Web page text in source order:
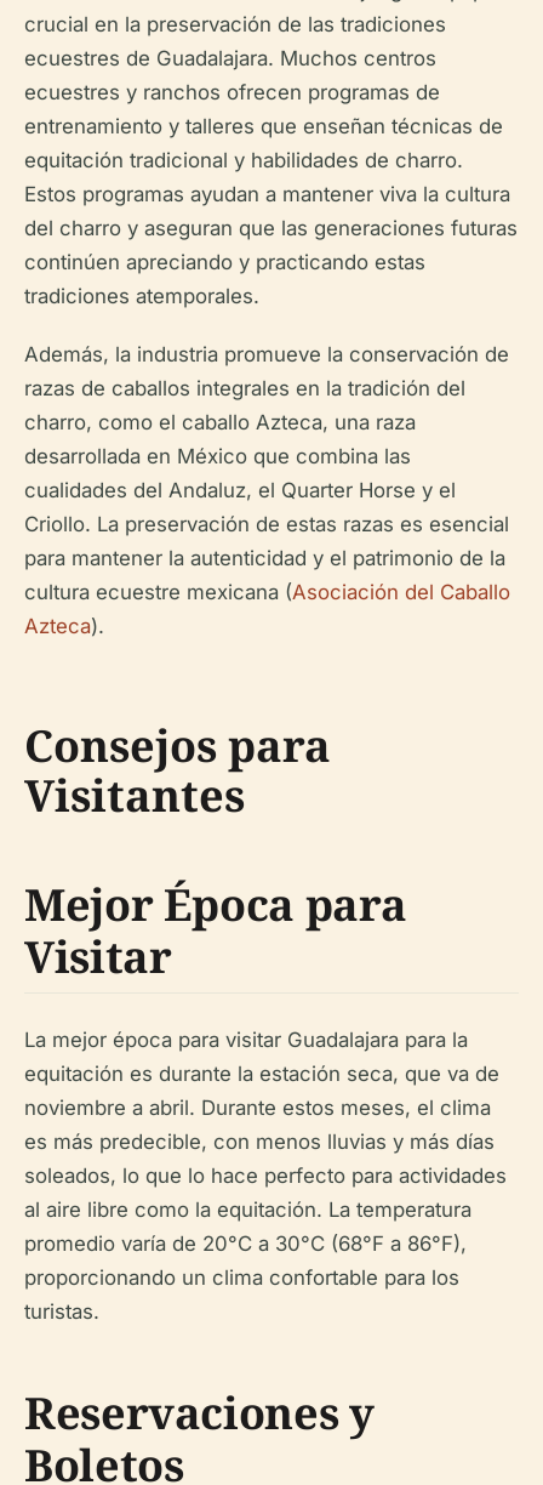
crucial en la preservación de las tradiciones
ecuestres de Guadalajara. Muchos centros
ecuestres y ranchos ofrecen programas de
entrenamiento y talleres que enseñan técnicas de
equitación tradicional y habilidades de charro.
Estos programas ayudan a mantener viva la cultura
del charro y aseguran que las generaciones futuras
continúen apreciando y practicando estas
tradiciones atemporales.
Además, la industria promueve la conservación de
razas de caballos integrales en la tradición del
charro, como el caballo Azteca, una raza
desarrollada en México que combina las
cualidades del Andaluz, el Quarter Horse y el
Criollo. La preservación de estas razas es esencial
para mantener la autenticidad y el patrimonio de la
cultura ecuestre mexicana (Asociación del Caballo
Azteca).
Consejos para
Visitantes
Mejor Época para
Visitar
La mejor época para visitar Guadalajara para la
equitación es durante la estación seca, que va de
noviembre a abril. Durante estos meses, el clima
es más predecible, con menos lluvias y más días
soleados, lo que lo hace perfecto para actividades
al aire libre como la equitación. La temperatura
promedio varía de 20°C a 30°C (68°F a 86°F),
proporcionando un clima confortable para los
turistas.
Reservaciones y
Boletos